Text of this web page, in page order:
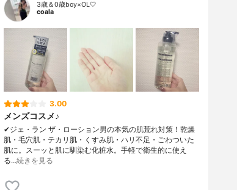
3歳＆0歳boy×OL🤍
coala
3.00
メンズコスメ♪
✔︎ジェ・ラン ザ・ローション男の本気の肌荒れ対策！乾燥
肌・毛穴肌・テカリ肌・くすみ肌・ハリ不足・ごわついた
肌に。スーッと肌に馴染む化粧水。手軽で衛生的に使え
る…続きを見る